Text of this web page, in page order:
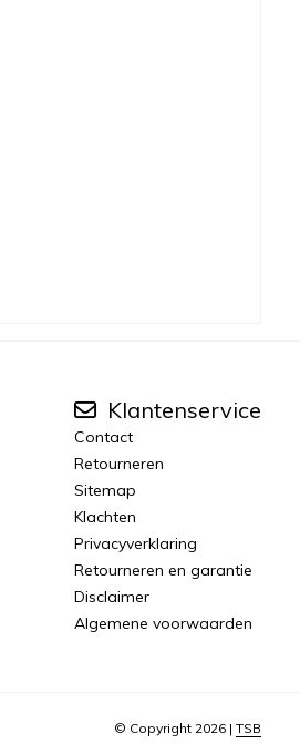
Klantenservice
Contact
Retourneren
Sitemap
Klachten
Privacyverklaring
Retourneren en garantie
Disclaimer
Algemene voorwaarden
© Copyright 2026 | TSB